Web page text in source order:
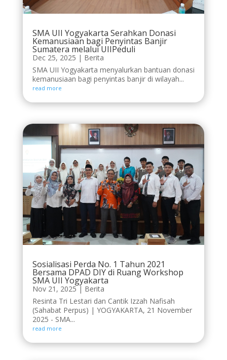
SMA UII Yogyakarta Serahkan Donasi
Kemanusiaan bagi Penyintas Banjir
Sumatera melalui UIIPeduli
Dec 25, 2025 | Berita
SMA UII Yogyakarta menyalurkan bantuan donasi
kemanusiaan bagi penyintas banjir di wilayah...
read more
Sosialisasi Perda No. 1 Tahun 2021
Bersama DPAD DIY di Ruang Workshop
SMA UII Yogyakarta
Nov 21, 2025| Berita
Resinta Tri Lestari dan Cantik Izzah Nafisah
(Sahabat Perpus) | YOGYAKARTA, 21 November
2025 - SMA...
read more